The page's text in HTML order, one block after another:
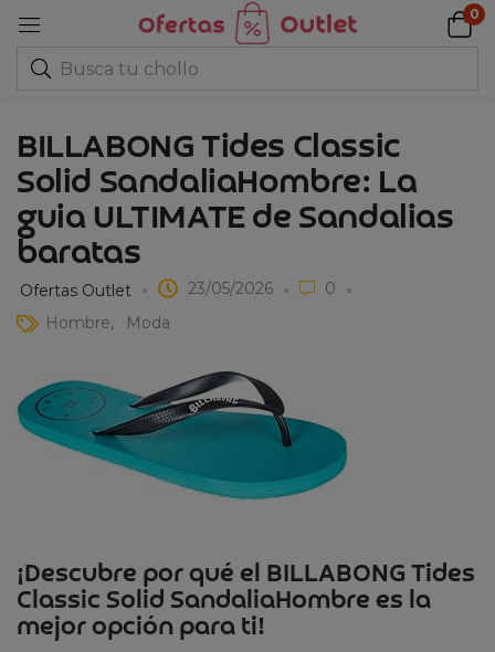
0
BILLABONG Tides Classic
Solid SandaliaHombre: La
guia ULTIMATE de Sandalias
baratas
Ofertas Outlet 23/05/2026
0
Hombre
Moda
¡Descubre por qué el BILLABONG Tides
Classic Solid SandaliaHombre es la
mejor opción para ti!